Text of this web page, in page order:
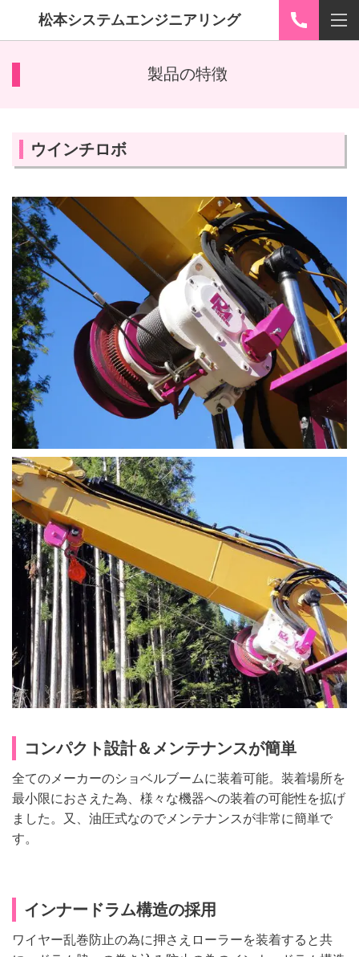
松本システムエンジニアリング
製品の特徴
ウインチロボ
コンパクト設計＆メンテナンスが簡単
全てのメーカーのショベルブームに装着可能。装着場所を
最小限におさえた為、様々な機器への装着の可能性を拡げ
ました。又、油圧式なのでメンテナンスが非常に簡単で
す。
インナードラム構造の採用
ワイヤー乱巻防止の為に押さえローラーを装着すると共